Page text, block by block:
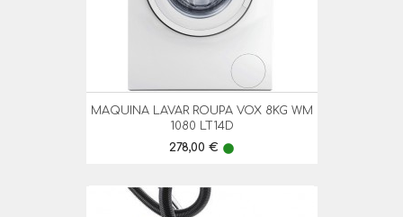
MAQUINA LAVAR ROUPA VOX 8KG WM
1080 LT14D
Preço
278,00 € lens